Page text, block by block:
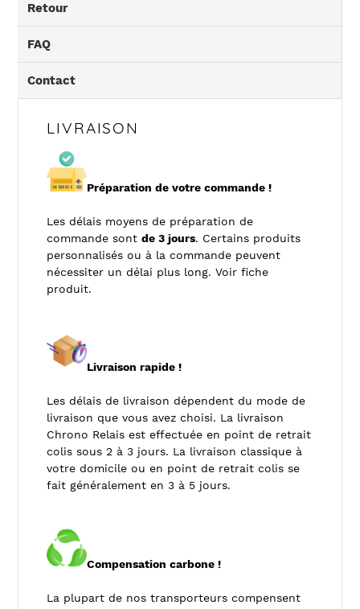
Retour
FAQ
Contact
LIVRAISON
Préparation de votre commande !
Les délais moyens de préparation de
commande sont de 3 jours. Certains produits
personnalisés ou à la commande peuvent
nécessiter un délai plus long. Voir fiche
produit.
Livraison rapide !
Les délais de livraison dépendent du mode de
livraison que vous avez choisi. La livraison
Chrono Relais est effectuée en point de retrait
colis sous 2 à 3 jours. La livraison classique à
votre domicile ou en point de retrait colis se
fait généralement en 3 à 5 jours.
Compensation carbone !
La plupart de nos transporteurs compensent